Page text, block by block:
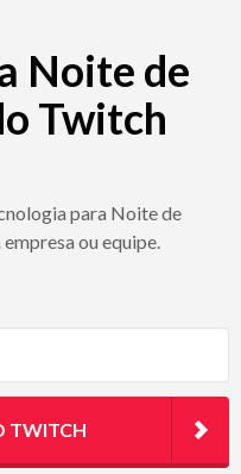
Noite de
Twitch
para Noite de
ou equipe.
TWITCH